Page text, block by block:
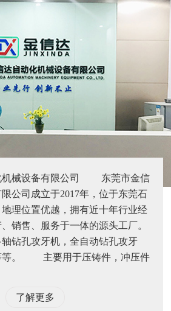
机械设备有限公司 东莞市金信
公司成立于2017年，位于东莞石
理位置优越，拥有近十年行业经
销售、服务于一体的源头工厂。
钻孔攻牙机，全自动钻孔攻牙
等。 主要用于压铸件，冲压件
了解更多